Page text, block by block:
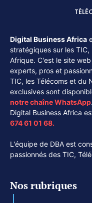
Digital Business Africa
stratégiques sur les
Afrique. C'est le site
experts, pros et
TIC, les Télécoms et du
exclusives sont
notre chaîneWhatsApp
Digital Business Africa
674 61 01 68.
L'équipe de DBA est
passionnés des TIC,
Nos rubriques